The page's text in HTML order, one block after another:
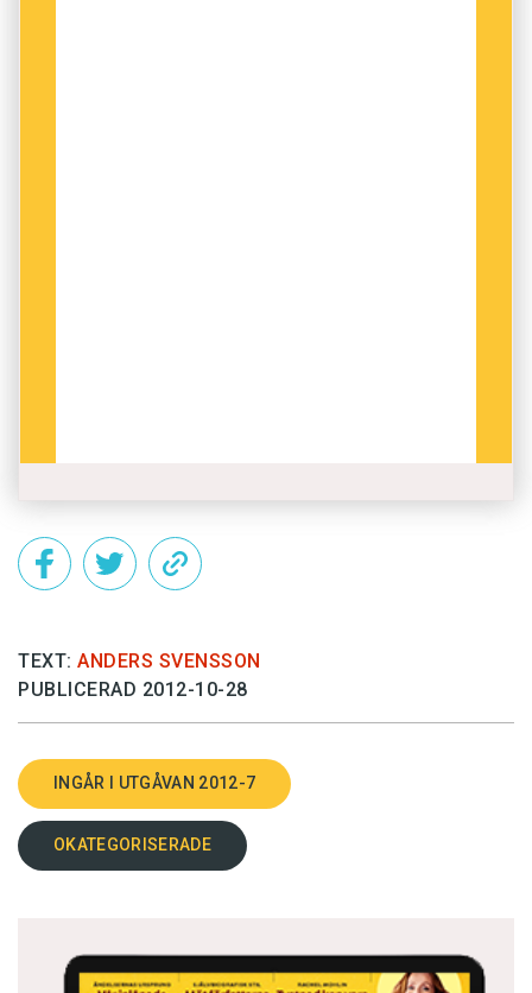
TEXT: ANDERS SVENSSON
PUBLICERAD 2012-10-28
INGÅR I UTGÅVAN 2012-7
OKATEGORISERADE